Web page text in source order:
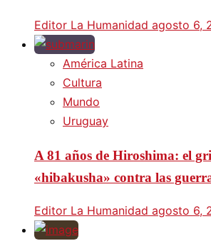
Editor La Humanidad agosto 6,
América Latina
Cultura
Mundo
Uruguay
A 81 años de Hiroshima: el
«hibakusha» contra las
Editor La Humanidad agosto 6,